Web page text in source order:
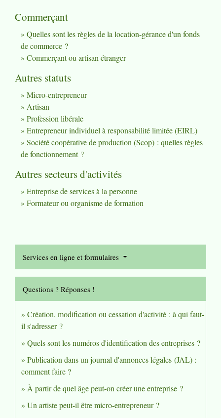
Commerçant
Quelles sont les règles de la location-gérance d'un fonds
de commerce ?
Commerçant ou artisan étranger
Autres statuts
Micro-entrepreneur
Artisan
Profession libérale
Entrepreneur individuel à responsabilité limitée (EIRL)
Société coopérative de production (Scop) : quelles règles
de fonctionnement ?
Autres secteurs d'activités
Entreprise de services à la personne
Formateur ou organisme de formation
Services en ligne et formulaires
Questions ? Réponses !
Création, modification ou cessation d'activité : à qui faut-
il s'adresser ?
Quels sont les numéros d'identification des entreprises ?
Publication dans un journal d'annonces légales (JAL) :
comment faire ?
À partir de quel âge peut-on créer une entreprise ?
Un artiste peut-il être micro-entrepreneur ?